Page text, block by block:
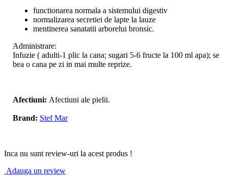
functionarea normala a sistemului digestiv
normalizarea secretiei de lapte la lauze
mentinerea sanatatii arborelui bronsic.
Administrare:
Infuzie ( adulti-1 plic la cana; sugari 5-6 fructe la 100 ml apa); se
bea o cana pe zi in mai multe reprize.
Afectiuni: Afectiuni ale pielii.
Brand: Stef Mar
Inca nu sunt review-uri la acest produs !
Adauga un review